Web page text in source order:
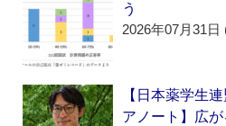
う
2026年07月31日
【日本薬学生
アノート】広